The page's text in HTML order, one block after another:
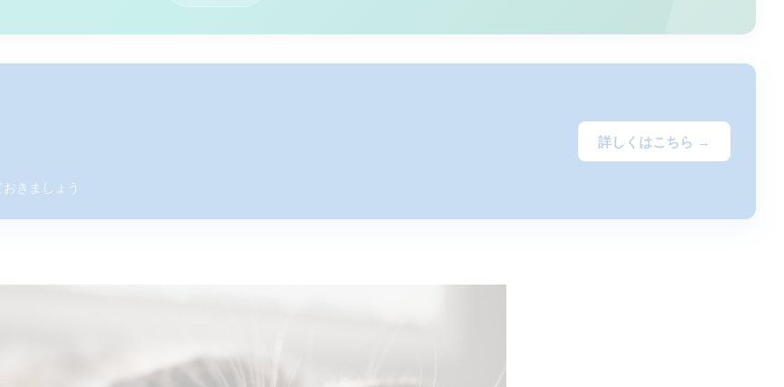
きましょう
詳しくはこちら →